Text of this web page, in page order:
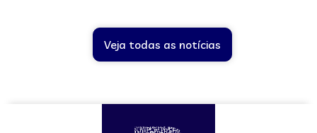
Veja todas as notícias